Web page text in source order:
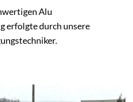
Alu
erfolgte durch unsere